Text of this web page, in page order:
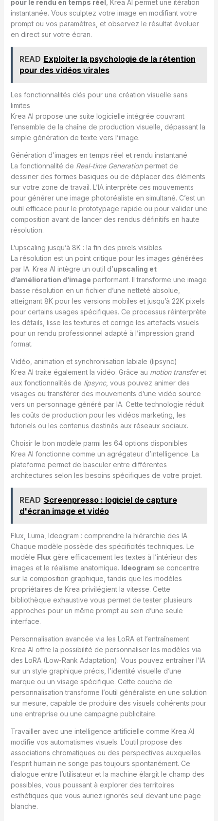
pour le rendu en temps réel , Krea AI permet une itération
instantanée. Vous sculptez votre image en modifiant votre
prompt ou vos paramètres, et observez le résultat évoluer
en direct sur votre écran.
READ Exploiter la psychologie de la rétention
pour des vidéos virales
Les fonctionnalités clés pour une création visuelle sans
limites
Krea AI propose une suite logicielle intégrée couvrant
l’ensemble de la chaîne de production visuelle, dépassant la
simple génération de texte vers l’image.
Génération d’images en temps réel et rendu instantané
La fonctionnalité de Real-time Generationpermet de
dessiner des formes basiques ou de déplacer des éléments
sur votre zone de travail. L’IA interprète ces mouvements
pour générer une image photoréaliste en simultané. C’est un
outil efficace pour le prototypage rapide ou pour valider une
composition avant de lancer des rendus définitifs en haute
résolution.
L’upscaling jusqu’à 8K : la fin des pixels visibles
La résolution est un point critique pour les images générées
par IA. Krea AI intègre un outil d’upscaling et
d’amélioration d’image performant. Il transforme une image
basse résolution en un fichier d’une netteté absolue,
atteignant 8K pour les versions mobiles et jusqu’à 22K pixels
pour certains usages spécifiques. Ce processus réinterprète
les détails, lisse les textures et corrige les artefacts visuels
pour un rendu professionnel adapté à l’impression grand
format.
Vidéo, animation et synchronisation labiale (lipsync)
Krea AI traite également la vidéo. Grâce au motion transferet
aux fonctionnalités de lipsync, vous pouvez animer des
visages ou transférer des mouvements d’une vidéo source
vers un personnage généré par IA. Cette technologie réduit
les coûts de production pour les vidéos marketing, les
tutoriels ou les contenus destinés aux réseaux sociaux.
Choisir le bon modèle parmi les 64 options disponibles
Krea AI fonctionne comme un agrégateur d’intelligence. La
plateforme permet de basculer entre différentes
architectures selon les besoins spécifiques de votre projet.
READ Screenpresso : logiciel de capture
d'écran image et vidéo
Flux, Luma, Ideogram : comprendre la hiérarchie des IA
Chaque modèle possède des spécificités techniques. Le
modèle Flux gère efficacement les textes à l’intérieur des
images et le réalisme anatomique. Ideogram se concentre
sur la composition graphique, tandis que les modèles
propriétaires de Krea privilégient la vitesse. Cette
bibliothèque exhaustive vous permet de tester plusieurs
approches pour un même prompt au sein d’une seule
interface.
Personnalisation avancée via les LoRA et l’entraînement
Krea AI offre la possibilité de personnaliser les modèles via
des LoRA (Low-Rank Adaptation). Vous pouvez entraîner l’IA
sur un style graphique précis, l’identité visuelle d’une
marque ou un visage spécifique. Cette couche de
personnalisation transforme l’outil généraliste en une solution
sur mesure, capable de produire des visuels cohérents pour
une entreprise ou une campagne publicitaire.
Travailler avec une intelligence artificielle comme Krea AI
modifie vos automatismes visuels. L’outil propose des
associations chromatiques ou des perspectives auxquelles
l’esprit humain ne songe pas toujours spontanément. Ce
dialogue entre l’utilisateur et la machine élargit le champ des
possibles, vous poussant à explorer des territoires
esthétiques que vous auriez ignorés seul devant une page
blanche.